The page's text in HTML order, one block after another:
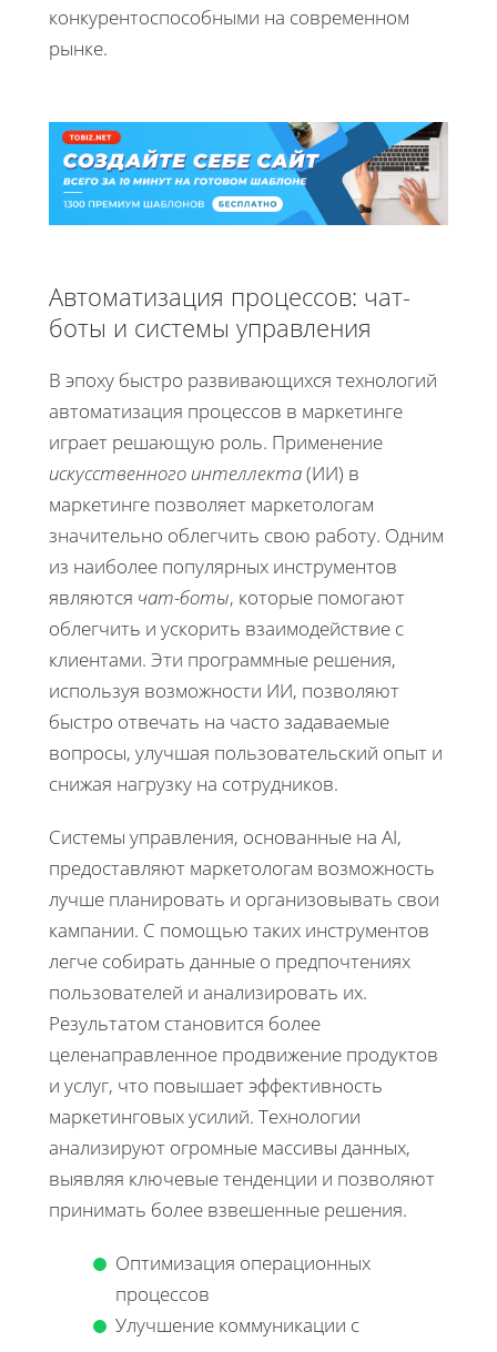
конкурентоспособными на современном
рынке.
Автоматизация процессов: чат-
боты и системы управления
В эпоху быстро развивающихся технологий
автоматизация процессов в маркетинге
играет решающую роль. Применение
искусственного интеллекта(ИИ) в
маркетинге позволяет маркетологам
значительно облегчить свою работу. Одним
из наиболее популярных инструментов
являются чат-боты, которые помогают
облегчить и ускорить взаимодействие с
клиентами. Эти программные решения,
используя возможности ИИ, позволяют
быстро отвечать на часто задаваемые
вопросы, улучшая пользовательский опыт и
снижая нагрузку на сотрудников.
Системы управления, основанные на AI,
предоставляют маркетологам возможность
лучше планировать и организовывать свои
кампании. С помощью таких инструментов
легче собирать данные о предпочтениях
пользователей и анализировать их.
Результатом становится более
целенаправленное продвижение продуктов
и услуг, что повышает эффективность
маркетинговых усилий. Технологии
анализируют огромные массивы данных,
выявляя ключевые тенденции и позволяют
принимать более взвешенные решения.
Оптимизация операционных
процессов
Улучшение коммуникации с